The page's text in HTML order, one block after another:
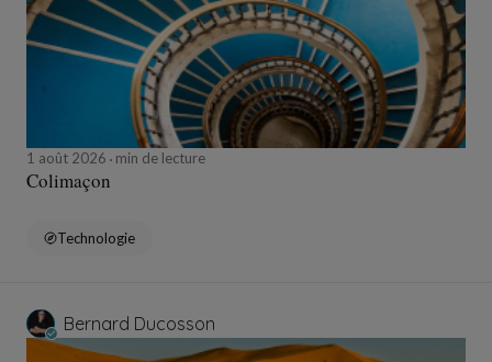
1 août 2026 min de lecture
Colimaçon
Technologie
Bernard Ducosson